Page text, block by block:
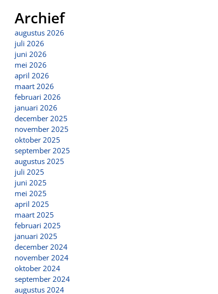
Archief
augustus 2026
juli 2026
juni 2026
mei 2026
april 2026
maart 2026
februari 2026
januari 2026
december 2025
november 2025
oktober 2025
september 2025
augustus 2025
juli 2025
juni 2025
mei 2025
april 2025
maart 2025
februari 2025
januari 2025
december 2024
november 2024
oktober 2024
september 2024
augustus 2024